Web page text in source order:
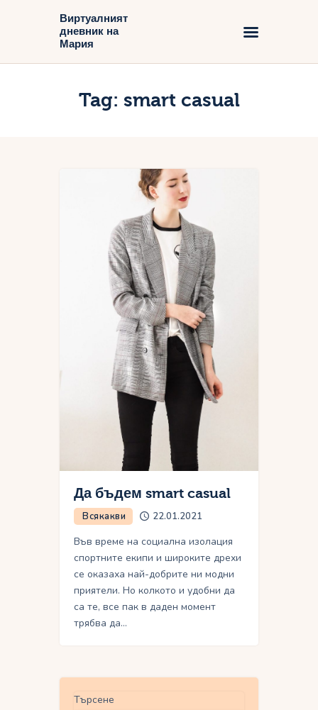
Виртуалният
дневник на
Мария
Tag: smart casual
Виртуалният дневник на Мария
Блог
Да бъдем smart casual
Всякакви 22.01.2021
Във време на социална изолация
спортните екипи и широките дрехи
се оказаха най-добрите ни модни
приятели. Но колкото и удобни да
са те, все пак в даден момент
трябва да…
Търсене